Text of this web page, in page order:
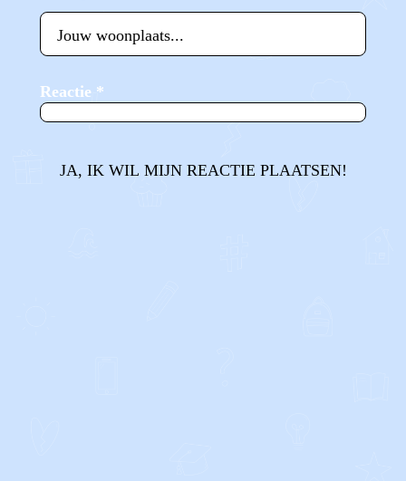
Reactie *
JA, IK WIL MIJN REACTIE PLAATSEN!